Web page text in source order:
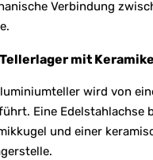
Verbindung
mit
wird von
Eine Edelstahlachse
und einer